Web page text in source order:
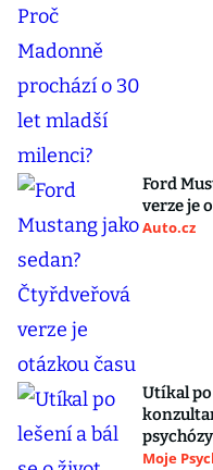
Ford
verze je
Auto.cz
Utíkal po
Moje